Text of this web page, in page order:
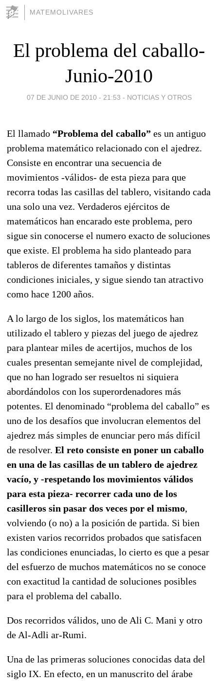
MATEMOLIVARES
El problema del caballo-
Junio-2010
07 DE JUNIO DE 2010 - 21:53 - NOTICIAS Y OTROS
El llamado “Problema del caballo” es un antiguo
problema matemático relacionado con el ajedrez.
Consiste en encontrar una secuencia de
movimientos -válidos- de esta pieza para que
recorra todas las casillas del tablero, visitando cada
una solo una vez. Verdaderos ejércitos de
matemáticos han encarado este problema, pero
sigue sin conocerse el numero exacto de soluciones
que existe. El problema ha sido planteado para
tableros de diferentes tamaños y distintas
condiciones iniciales, y sigue siendo tan atractivo
como hace 1200 años.
A lo largo de los siglos, los matemáticos han
utilizado el tablero y piezas del juego de ajedrez
para plantear miles de acertijos, muchos de los
cuales presentan semejante nivel de complejidad,
que no han logrado ser resueltos ni siquiera
abordándolos con los superordenadores más
potentes. El denominado “problema del caballo” es
uno de los desafíos que involucran elementos del
ajedrez más simples de enunciar pero más difícil
de resolver. El reto consiste en poner un caballo
en una de las casillas de un tablero de ajedrez
vacío, y -respetando los movimientos válidos
para esta pieza- recorrer cada uno de los
casilleros sin pasar dos veces por el mismo,
volviendo (o no) a la posición de partida. Si bien
existen varios recorridos probados que satisfacen
las condiciones enunciadas, lo cierto es que a pesar
del esfuerzo de muchos matemáticos no se conoce
con exactitud la cantidad de soluciones posibles
para el problema del caballo.
Dos recorridos válidos, uno de Ali C. Mani y otro
de Al-Adli ar-Rumi.
Una de las primeras soluciones conocidas data del
siglo IX. En efecto, en un manuscrito del árabe